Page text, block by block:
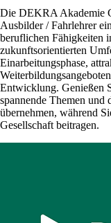
Die DEKRA Akademie
Ausbilder / Fahrlehrer
beruflichen Fähigkeiten
zukunftsorientierten
Einarbeitungsphase,
Entwicklung. Genießen
spannende Themen
übernehmen, während
Gesellschaft beitragen.